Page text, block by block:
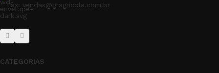
Fax: vendas@gragricola.com.br
CATEGORIAS